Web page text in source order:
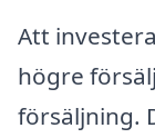
Att
högre
försäljning.